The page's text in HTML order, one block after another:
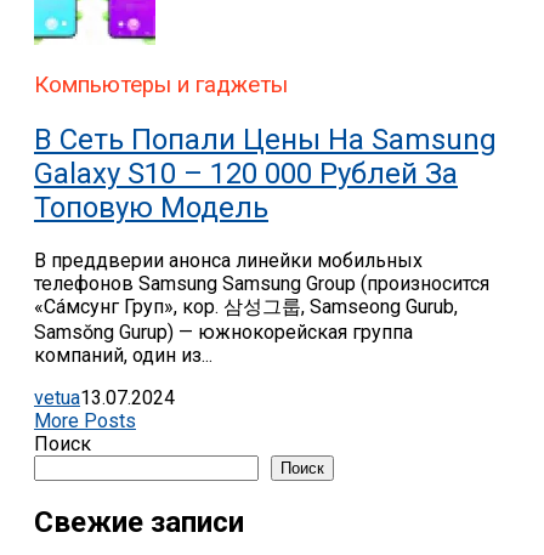
Компьютеры и гаджеты
В Сеть Попали Цены На Samsung
Galaxy S10 – 120 000 Рублей За
Топовую Модель
В преддверии анонса линейки мобильных
телефонов Samsung Samsung Group (произносится
«Сáмсунг Груп», кор. 삼성그룹, Samseong Gurub,
Samsŏng Gurup) — южнокорейская группа
компаний, один из...
vetua13.07.2024
More Posts
Поиск
Поиск
Свежие записи